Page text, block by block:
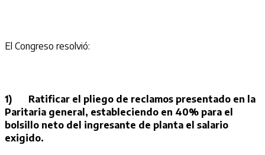
El Congreso resolvió:
1) Ratificar el pliego de reclamos presentado en la
Paritaria general, estableciendo en 40% para el
bolsillo neto del ingresante de planta el salario
exigido.